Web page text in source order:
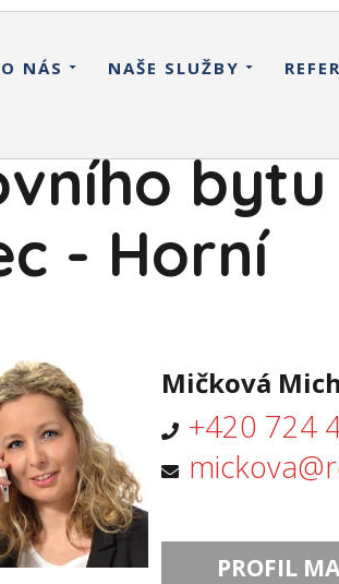
O NÁS NAŠE SLUŽBY
bytu
- Horní
Mičková
+420 724
PROFIL